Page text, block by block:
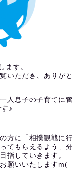
ます。
いただき、ありが
人息子の子育てに
♪
方に「相撲観戦に
てもらえるよう、
指していきます。
願いいたします